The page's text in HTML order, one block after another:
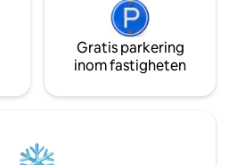
Gratis parkering
inom fastigheten